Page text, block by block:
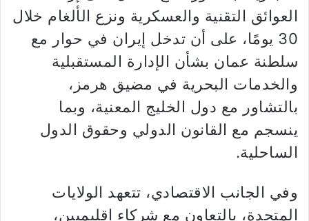
العوائق التقنية والعسكرية ونزع الألغام خلال
30 يومًا، على أن تدخل إيران في حوار مع
سلطنة عمان بشأن الإدارة المستقبلية
والخدمات البحرية في مضيق هرمز،
بالتشاور مع دول الخليج المعنية، وبما
ينسجم مع القانون الدولي وحقوق الدول
الساحلية.
وفي الجانب الاقتصادي، تتعهد الولايات
المتحدة، بالتعاون مع شركاء إقليميين،